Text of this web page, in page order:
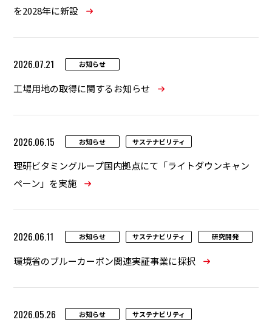
を2028年に新設
2026.07.21 お知らせ
工場用地の取得に関するお知らせ
2026.06.15 お知らせ サステナビリティ
理研ビタミングループ国内拠点にて「ライトダウンキャン
ペーン」を実施
2026.06.11 お知らせ サステナビリティ 研究開発
環境省のブルーカーボン関連実証事業に採択
2026.05.26 お知らせ サステナビリティ